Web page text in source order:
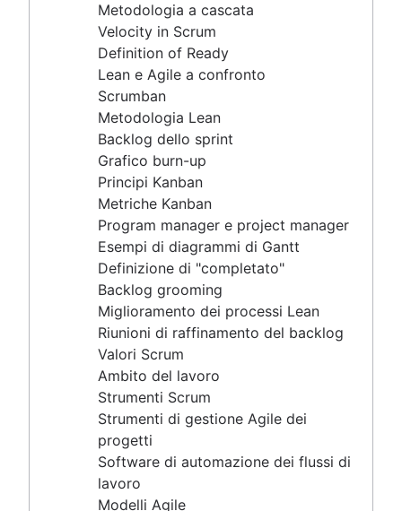
Esempi di diagrammi di Gantt
Definizione di "completato"
Backlog grooming
Miglioramento dei processi Lean
Riunioni di raffinamento del backlog
Valori Scrum
Ambito del lavoro
Strumenti Scrum
Strumenti di gestione Agile dei progetti
Software di automazione dei flussi di lavoro
Modelli Agile
Tracker dei task
Automazione del flusso di lavoro
Report sullo stato del progetto
Grafico del flusso di lavoro
Roadmap di progetto
Programmazione di progetto
Software di monitoraggio dei ticket
Strumenti di roadmap per la gestione dei progetti
Roadmap tecnologica
Software per la programmazione dei progetti
Strumenti di gestione del backlog
Gestione del flusso di lavoro
Esempi di flussi di lavoro
Metodologia a cascata
Velocity in Scrum
Definition of Ready
Lean e Agile a confronto
Scrumban
Metodologia Lean
Backlog dello sprint
Grafico burn-up
Principi Kanban
Metriche Kanban
Program manager e project manager
Esempi di diagrammi di Gantt
Definizione di "completato"
Backlog grooming
Miglioramento dei processi Lean
Riunioni di raffinamento del backlog
Valori Scrum
Ambito del lavoro
Strumenti Scrum
Strumenti di gestione Agile dei
progetti
Software di automazione dei flussi di
lavoro
Modelli Agile